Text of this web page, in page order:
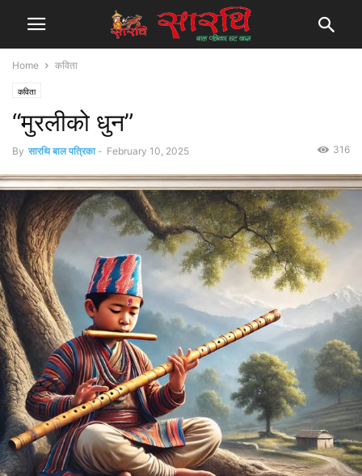
Home कविता
कविता
“मुरलीको धुन”
By सारथि बाल पत्रिका - February 10, 2025 316